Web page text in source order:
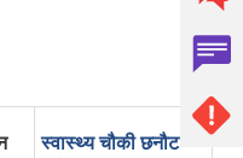
स्वास्थ्य चौकी छनौट